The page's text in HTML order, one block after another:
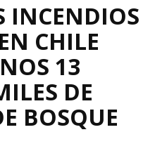
INCENDIOS
CHILE
13
DE
BOSQUE